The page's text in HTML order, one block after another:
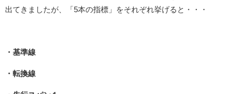
出てきましたが、「5本の指標」をそれぞれ挙げると・・・
・基準線
・転換線